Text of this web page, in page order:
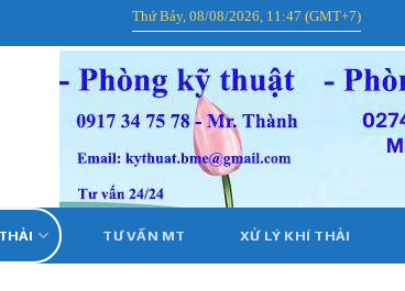
Thứ Bảy, 08/08/2026, 11:47 (GMT+7)
TƯ VẤN MT XỬ LÝ KHÍ THẢI